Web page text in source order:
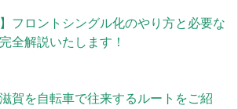
】フロントシングル化のやり方と必要な
全解説いたします！
賀を自転車で往来するルートをご紹